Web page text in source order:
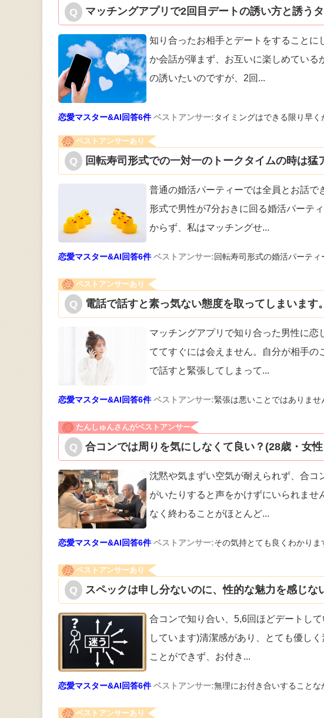
マッチングアプリで2回目デートの誘い方と誘う
知り合ったお相手とデートをすること
か会話が弾ま ず、お互いに楽しめている
の誘いたいのですが、2回 ...
恋愛マスター&AI回答6件 ベストアンサー:タイミングはできる限り早く
ベストアンサーあり
回転寿司形式での一対一のトークタイムの時は猛
普通の婚活パーティーでは全員とお話
形式で男性が7分おきに回る婚活パーテ
からず、私はマッチングせ...
恋愛マスター&AI回答6件 ベストアンサー:回転寿司形式の婚活パーティ
ベストアンサーあり
電話で話すと素っ気ない態度を取ってしまいます
マッチングアプリで知り合った男性に
ててすぐには会えません。自分が相手の
で話すと緊張してしまって...
恋愛マスター&AI回答6件 ベストアンサー:緊張は悪いことではありませ
たんしゅんさんがベストアンサー
合コンでは周りを気にしなくて良い？(28歳・女性
沈黙や気まずい空気が耐えられず、合コ
がいたりする と声をかけずにいられませ
なく終わることがほとんど...
恋愛マスター&AI回答6件 ベストアンサー:その気持とても良くわかりま
ベストアンサーあり
スペックは申し分ないのに、性的な魅力を感じな
合コンで知り合い、5,6回ほどデートし
していま す)清潔感があり、とても優し
ことができず、お付き ...
恋愛マスター&AI回答6件 ベストアンサー:無理にお付き合いすることな
ベストアンサーあり